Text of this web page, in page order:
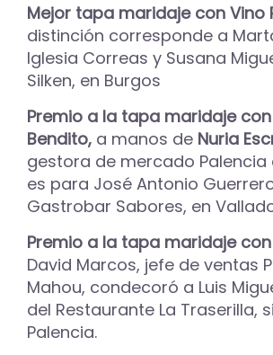
Mejor tapa maridaje con Vino
distinción corresponde a
Iglesia Correas y Susana
Silken, en Burgos
Premio a la tapa maridaje
Bendito, a manos de Nuria
gestora de mercado Palencia
es para José Antonio
Gastrobar Sabores, en
Premio a la tapa maridaje
David Marcos, jefe de ventas
Mahou, condecoró a Luis
del Restaurante La Traserilla,
Palencia.